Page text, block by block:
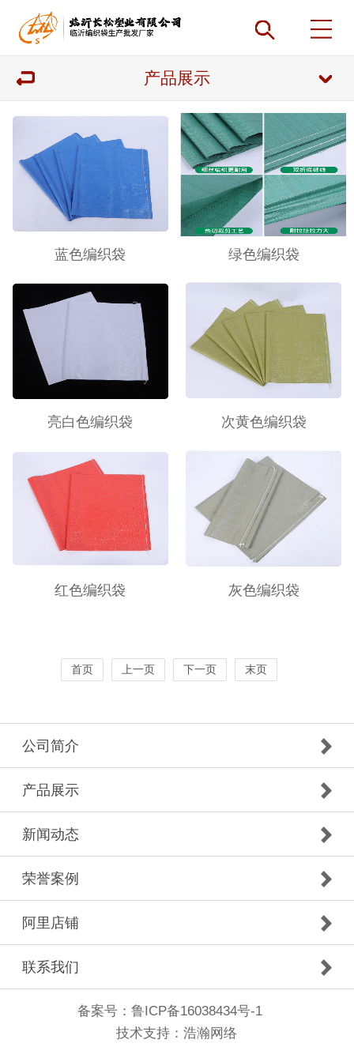
产品展示
蓝色编织袋 绿色编织袋
亮白色编织袋 次黄色编织袋
红色编织袋 灰色编织袋
首页 上一页 下一页 末页
公司简介
产品展示
新闻动态
荣誉案例
阿里店铺
联系我们
备案号：鲁ICP备16038434号-1
技术支持：浩瀚网络